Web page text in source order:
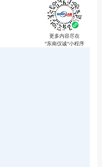
更多内容尽在
“东南仪诚“小程序